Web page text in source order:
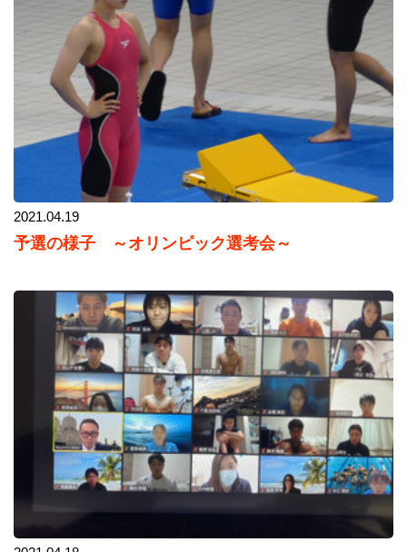
2021.04.19
予選の様子 ～オリンピック選考会～